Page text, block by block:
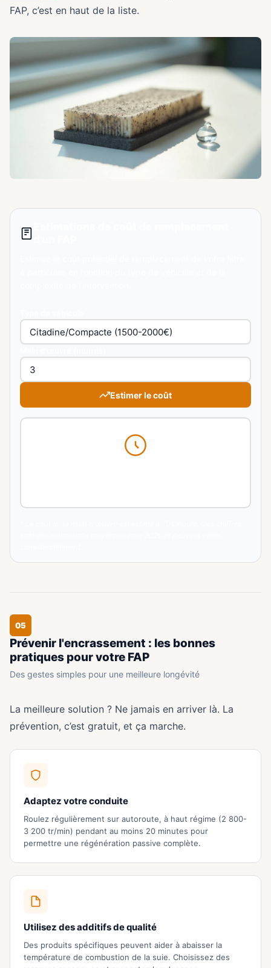
FAP, c’est en haut de la liste.
Estimer le coût
05
Prévenir l'encrassement : les bonnes
pratiques pour votre FAP
Des gestes simples pour une meilleure longévité
La meilleure solution ? Ne jamais en arriver là. La
prévention, c’est gratuit, et ça marche.
Adaptez votre conduite
Roulez régulièrement sur autoroute, à haut régime (2 800-
3 200 tr/min) pendant au moins 20 minutes pour
permettre une régénération passive complète.
Utilisez des additifs de qualité
Des produits spécifiques peuvent aider à abaisser la
température de combustion de la suie. Choisissez des